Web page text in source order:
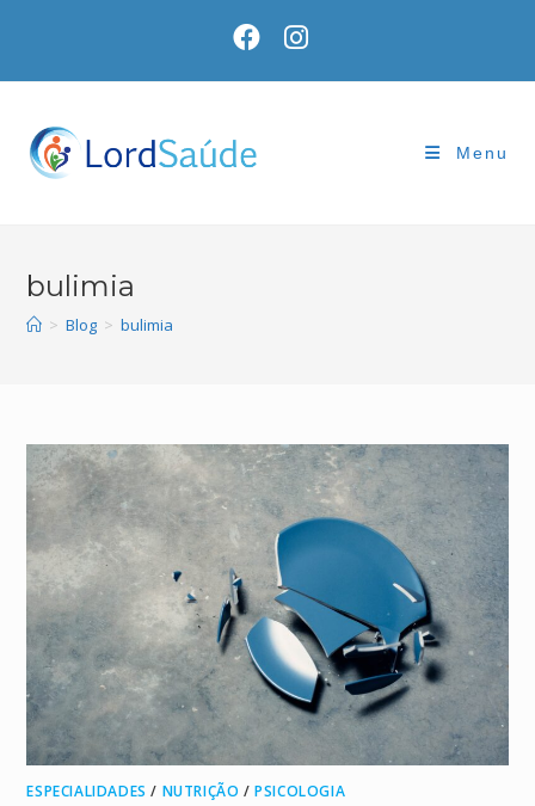
Menu
bulimia
> Blog > bulimia
ESPECIALIDADES / NUTRIÇÃO /PSICOLOGIA